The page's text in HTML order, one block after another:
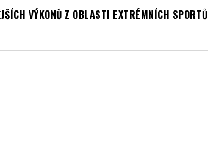
VÝKONŮ Z OBLASTI EXTRÉMNÍCH SPORTŮ